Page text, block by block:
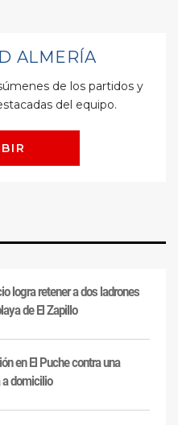
logra retener a dos ladrones
de El Zapillo
en El Puche contra una
domicilio